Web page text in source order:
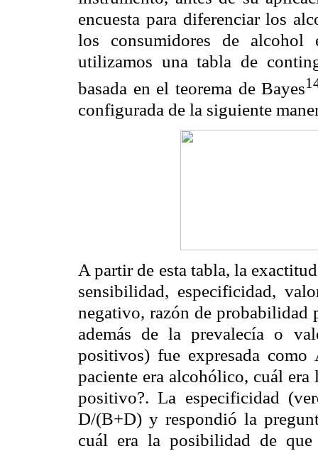
encuesta para diferenciar los
los consumidores de alcohol
utilizamos una tabla de
basada en el teorema de Bayes
configurada de la siguiente
A partir de esta tabla, la
sensibilidad, especificidad,
negativo, razón de probabilidad
además de la prevalecía o
positivos) fue expresada
paciente era alcohólico, cuál
positivo?. La especificidad
D/(B+D) y respondió la
cuál era la posibilidad de